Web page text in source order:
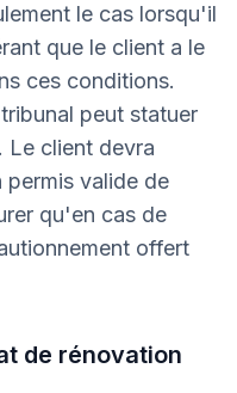
le cas lorsqu'il
que le client a le
ces conditions.
peut statuer
Le client devra
permis valide de
qu'en cas de
offert
de rénovation